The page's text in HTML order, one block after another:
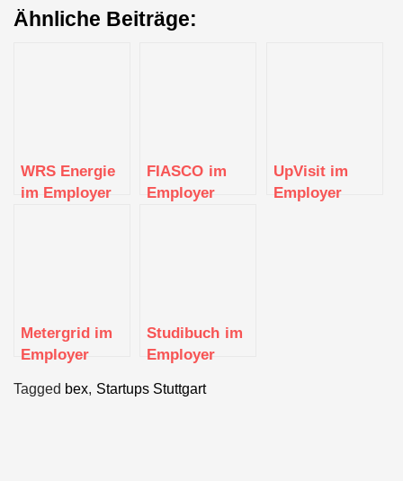
Ähnliche Beiträge:
WRS Energie
im Employer
FIASCO im
Employer
UpVisit im
Employer
Metergrid im
Employer
Studibuch im
Employer
Tagged bex, Startups Stuttgart